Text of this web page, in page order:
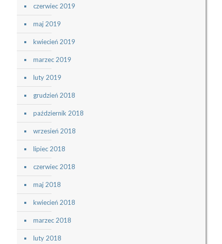
czerwiec 2019
maj 2019
kwiecień 2019
marzec 2019
luty 2019
grudzień 2018
październik 2018
wrzesień 2018
lipiec 2018
czerwiec 2018
maj 2018
kwiecień 2018
marzec 2018
luty 2018